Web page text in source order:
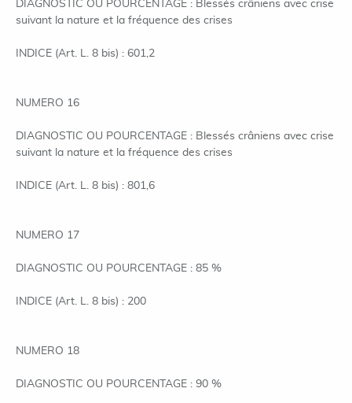
DIAGNOSTIC OU POURCENTAGE : Blessés crâniens avec crise
suivant la nature et la fréquence des crises
INDICE (Art. L. 8 bis) : 601,2
NUMERO 16
DIAGNOSTIC OU POURCENTAGE : Blessés crâniens avec crise
suivant la nature et la fréquence des crises
INDICE (Art. L. 8 bis) : 801,6
NUMERO 17
DIAGNOSTIC OU POURCENTAGE : 85 %
INDICE (Art. L. 8 bis) : 200
NUMERO 18
DIAGNOSTIC OU POURCENTAGE : 90 %